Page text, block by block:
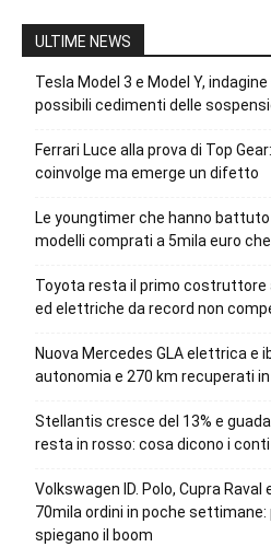
ULTIME NEWS
Tesla Model 3 e Model Y,
possibili cedimenti delle
Ferrari Luce alla prova di Top
coinvolge ma emerge un difetto
Le youngtimer che hanno battuto
modelli comprati a 5mila euro
Toyota resta il primo costruttore
ed elettriche da record non
Nuova Mercedes GLA elettrica e
autonomia e 270 km recuperati
Stellantis cresce del 13% e
resta in rosso: cosa dicono i
Volkswagen ID. Polo, Cupra Raval
70mila ordini in poche
spiegano il boom